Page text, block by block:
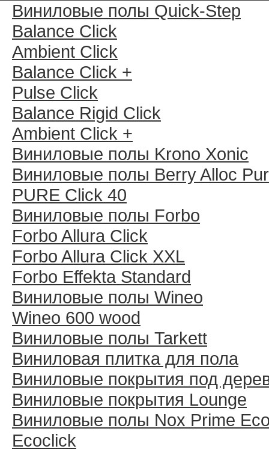
Виниловые полы Quick-Step
Balance Click
Ambient Click
Balance Click +
Pulse Click
Balance Rigid Click
Ambient Click +
Виниловые полы Krono Xonic
Виниловые полы Berry Alloc
PURE Click 40
Виниловые полы Forbo
Forbo Allura Click
Forbo Allura Click XXL
Forbo Effekta Standard
Виниловые полы Wineo
Wineo 600 wood
Виниловые полы Tarkett
Виниловая плитка для пола
Виниловые покрытия под
Виниловые покрытия Lounge
Виниловые полы Nox Prime
Ecoclick